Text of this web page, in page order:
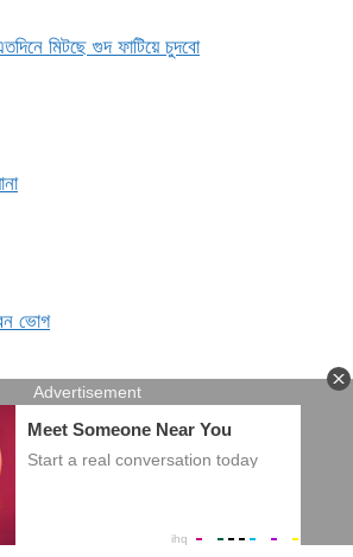
মিটছে গুদ ফাটিয়ে চুদবো
ভোগ
গ্যাংব্যাং চোদা